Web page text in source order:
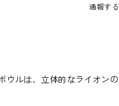
通報する
ウルは、立体的なライオンの